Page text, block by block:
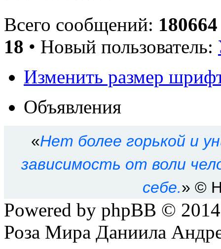
Всего сообщений: 180664
18 • Новый пользователь:
Изменить размер
Объявления
«Нет более горькой и
зависимость от воли
себе.» ©
Powered by phpBB ©
Роза Мира Даниила